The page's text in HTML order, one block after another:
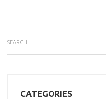
CATEGORIES